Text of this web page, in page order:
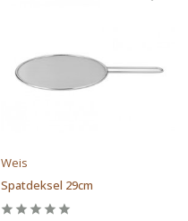
Weis
Spatdeksel 29cm